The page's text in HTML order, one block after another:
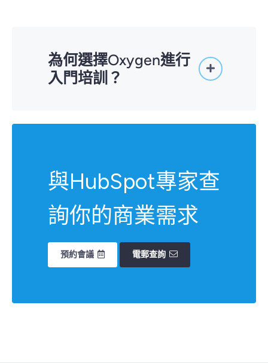
為何選擇Oxygen進行
入門培訓？
本地市場經驗
具備醫療保健、製造業、政府、保險等
行業營銷的實戰專家
由Oxygen般的官方合作夥伴進行入門
得投資回報
享受更大的靈活度，隨時轉換至
與HubSpot專家查
詢你的商業需求
預約會議 電郵查詢